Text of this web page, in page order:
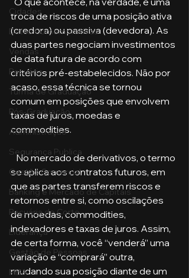
Cidades
Datas Comemorativas
Vendas
Pecuária
Turma de Graduação
Pós-Graduação
Administração
Segurança Publica
Gestão Comercial
Banking e Mercado de Capitais
Pecuária de Corte
Liderança
Gestão de Pessoas
MBA
troca de riscos de uma posição ativa
(credora) ou passiva (devedora). As
duas partes negociam investimentos
de data futura de acordo com
critérios pré-estabelecidos. Não por
acaso, essa técnica se tornou
comum em posições que envolvem
taxas de juros, moedas e
commodities.
   No mercado de derivativos, o termo
se aplica aos contratos futuros, em
que as partes transferem riscos e
retornos entre si, como oscilações
de moedas, commodities,
indexadores e taxas de juros. Assim,
de certa forma, você “venderá” uma
variação e “comprará” outra,
mudando sua posição diante de um